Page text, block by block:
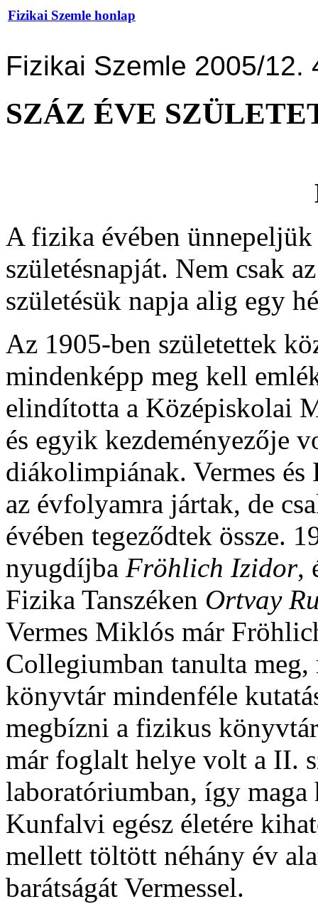
Fizikai Szemle honlap
Fizikai Szemle 2005/12.
SZÁZ ÉVE
A fizika évében
születésnapját. Nem csak
születésük napja alig egy
Az 1905-ben születettek
mindenképp meg kell
elindította a Középiskolai
és egyik kezdeményezője
diákolimpiának. Vermes
az évfolyamra jártak, de
évében tegeződtek össze.
nyugdíjba Fröhlich Izidor,
Fizika Tanszéken Ortvay
Vermes Miklós már
Collegiumban tanulta
könyvtár mindenféle
megbízni a fizikus
már foglalt helye volt a II.
laboratóriumban, így
Kunfalvi egész életére
mellett töltött néhány év
barátságát Vermessel.